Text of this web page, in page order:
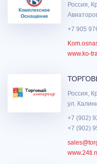
Россия,
+7 905
www.ko-
Россия,
ул.
+7 (902)
+7 (902)